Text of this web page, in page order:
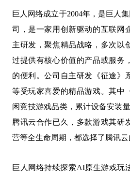
巨人网络成立于2004年，是巨人
司，是一家用创新驱动的互联网
主研发，聚焦精品战略，多次以
过提供有核心价值的产品或服务
的便利。公司自主研发《征途》
等受玩家喜爱的精品游戏。其中
闲竞技游戏品类，累计设备安装
腾讯云合作已久，多款游戏其研
营等全生命周期，都选择了腾讯云
巨人网络持续探索AI原生游戏玩